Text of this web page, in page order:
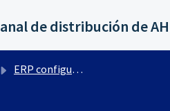
ERP configuración por Ctrl+ F10